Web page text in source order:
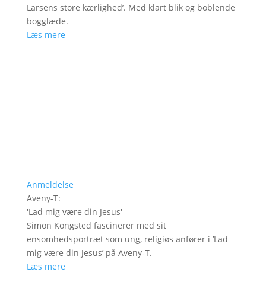
Larsens store kærlighed’. Med klart blik og boblende
bogglæde.
Læs mere
Anmeldelse
Aveny-T:
'Lad mig være din Jesus'
Simon Kongsted fascinerer med sit
ensomhedsportræt som ung, religiøs anfører i ’Lad
mig være din Jesus’ på Aveny-T.
Læs mere